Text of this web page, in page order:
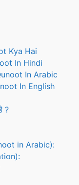
Kya Hai
In Hindi
In Arabic
In English
?
in Arabic):